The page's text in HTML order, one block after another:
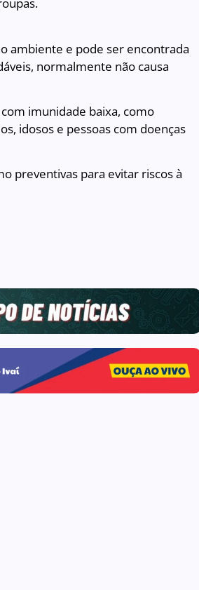
ambiente e pode ser encontrada
normalmente não causa
imunidade baixa, como
idosos e pessoas com doenças
preventivas para evitar riscos à